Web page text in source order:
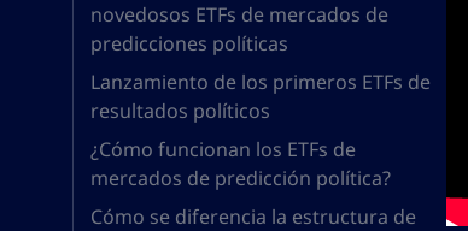
novedosos ETFs de mercados de
predicciones políticas
Lanzamiento de los primeros ETFs de
resultados políticos
¿Cómo funcionan los ETFs de
mercados de predicción política?
Cómo se diferencia la estructura de